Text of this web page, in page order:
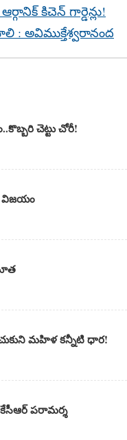
కిచెన్ గార్డెన్లు!
అవిముక్తేశ్వరానంద
చెట్టు చోరీ!
విజయం
మహిళ కన్నీటి ధార!
కేసీఆర్ పరామర్శ